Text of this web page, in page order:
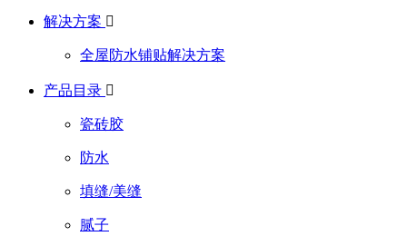
解决方案 
全屋防水铺贴解决方案
产品目录 
瓷砖胶
防水
填缝/美缝
腻子